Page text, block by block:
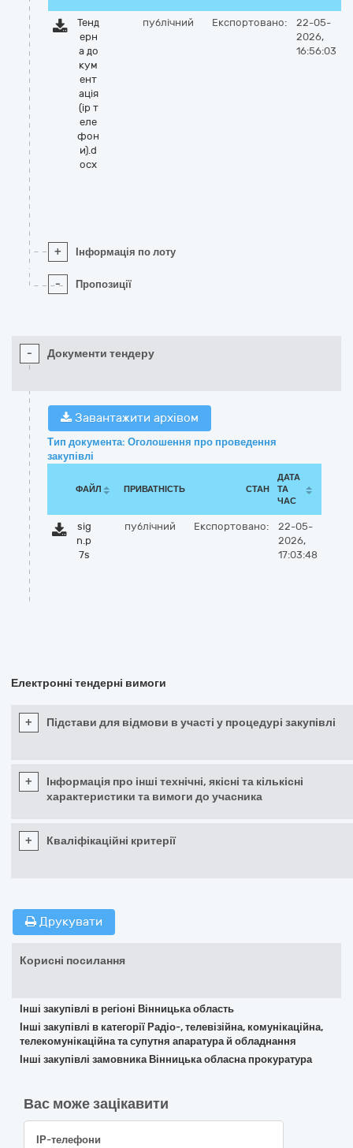
Тенд
ерн
а до
кум
ент
ація
(ip т
еле
фон
и).d
ocx
публічний Експортовано:
22-05-
2026,
16:56:03
+ Інформація по лоту
- Пропозиції
- Документи тендеру
Завантажити архівом
Тип документа: Оголошення про проведення
закупівлі
ФАЙЛ ПРИВАТНІСТЬ СТАН
ДАТА
ТА
ЧАС
sig
n.p
7s
публічний Експортовано:
22-05-
2026,
17:03:48
Електронні тендерні вимоги
+ Підстави для відмови в участі у процедурі закупівлі
+
Інформація про інші технічні, якісні та кількісні
характеристики та вимоги до учасника
+ Кваліфікаційні критерії
Друкувати
Корисні посилання
Інші закупівлі в регіоні Вінницька область
Інші закупівлі в категорії Радіо-, телевізійна, комунікаційна,
телекомунікаційна та супутня апаратура й обладнання
Інші закупівлі замовника Вінницька обласна прокуратура
Вас може зацікавити
ІР-телефони